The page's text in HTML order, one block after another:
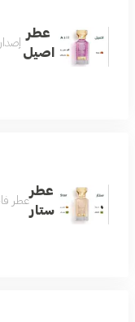
عطر
اصيل
إصدار محدود من عطر أصيل 75
عطر
ستار
عطر